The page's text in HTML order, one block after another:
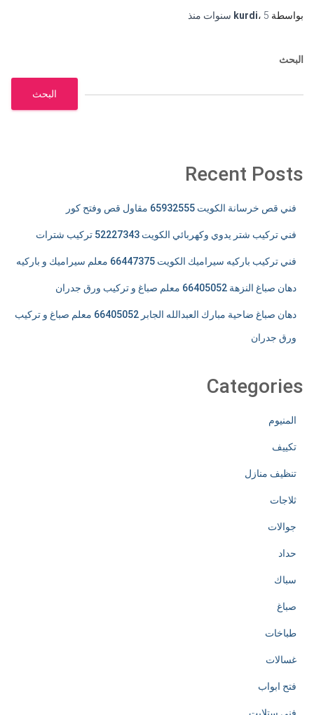
بواسطة
kurdi، 5 سنوات منذ
البحث
البحث
Recent Posts
فني قص خرسانة الكويت 65932555 مقاول قص وفتح كور
فني تركيب شتر يدوي وكهربائي الكويت 52227343 تركيب شترات
فني تركيب باركيه سيراميك الكويت 66447375 معلم سيراميك و باركيه
دهان صباغ النزهة 66405052 معلم صباغ و تركيب ورق جدران
دهان صباغ ضاحية مبارك العبدالله الجابر 66405052 معلم صباغ و تركيب
ورق جدران
Categories
المنيوم
تكييف
تنظيف منازل
ثلاجات
جوالات
حداد
سباك
صباغ
طباخات
غسالات
فتح ابواب
فني ستلايت